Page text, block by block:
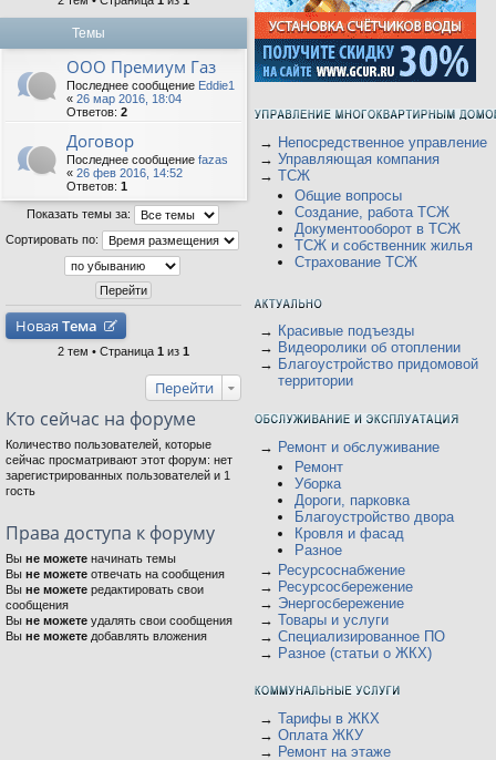
Темы
ООО Премиум Газ
Последнее сообщение Eddie1
« 26 мар 2016, 18:04
Ответов: 2
Договор
Последнее сообщение fazas
« 26 фев 2016, 14:52
Ответов: 1
Показать темы за:
Сортировать по:
Новая Тема
2 тем • Страница 1 из 1
Перейти
Кто сейчас на форуме
Количество пользователей, которые
сейчас просматривают этот форум: нет
зарегистрированных пользователей и 1
гость
Права доступа к форуму
Вы не можете начинать темы
Вы не можете отвечать на сообщения
Вы не можете редактировать свои
сообщения
Вы не можете удалять свои сообщения
Вы не можете добавлять вложения
→ Непосредственное управление
→ Управляющая компания
→ ТСЖ
Общие вопросы
Создание, работа ТСЖ
Документооборот в ТСЖ
ТСЖ и собственник жилья
Страхование ТСЖ
→ Красивые подъезды
→ Видеоролики об отоплении
→ Благоустройство придомовой
территории
→ Ремонт и обслуживание
Ремонт
Уборка
Дороги, парковка
Благоустройство двора
Кровля и фасад
Разное
→ Ресурсоснабжение
→ Ресурсосбережение
→ Энергосбережение
→ Товары и услуги
→ Специализированное ПО
→ Разное (статьи о ЖКХ)
→ Тарифы в ЖКХ
→ Оплата ЖКУ
→ Ремонт на этаже